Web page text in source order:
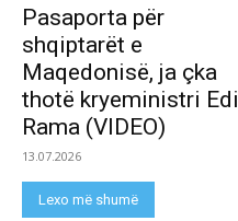
Pasaporta për
shqiptarët e
Maqedonisë, ja çka
thotë kryeministri Edi
Rama (VIDEO)
13.07.2026
Lexo më shumë